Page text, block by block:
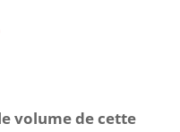
volume de cette